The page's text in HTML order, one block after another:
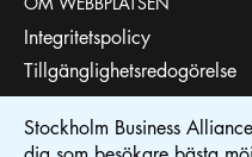
Stockholm Business
Integritetspolicy
Tillgänglighetsredogörelse
STOCKHOLM BUSINESS